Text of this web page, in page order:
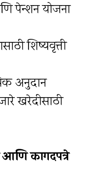
पेन्शन योजना
शिष्यवृत्ती
अनुदान
खरेदीसाठी
आणि कागदपत्रे